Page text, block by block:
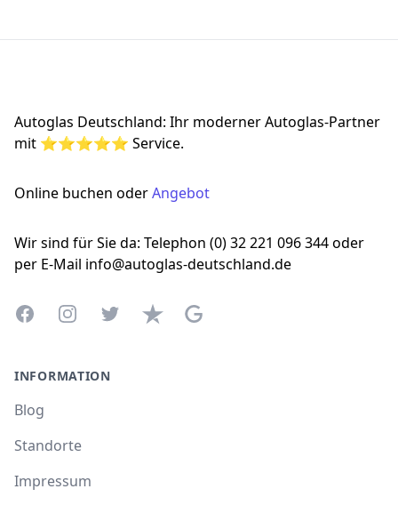
Autoglas Deutschland: Ihr moderner Autoglas-Partner
mit ⭐⭐⭐⭐⭐ Service.
Online buchen oderAngebot
Wir sind für Sie da: Telephon (0) 32 221 096 344 oder
per E-Mail info@autoglas-deutschland.de
FacebookInstagramTwitterTrustpilotGoogle Business Profile
INFORMATION
Blog
Standorte
Impressum